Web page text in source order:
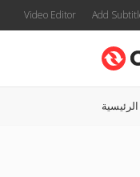
Video Editor Add
الرئيسية